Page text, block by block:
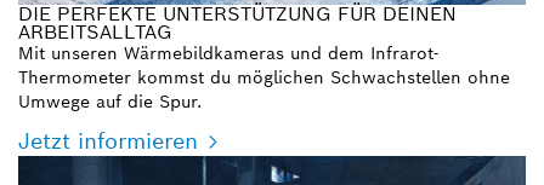
DIE PERFEKTE UNTERSTÜTZUNG FÜR DEINEN
ARBEITSALLTAG
Mit unseren Wärmebildkameras und dem Infrarot-
Thermometer kommst du möglichen Schwachstellen ohne
Umwege auf die Spur.
Jetzt informieren